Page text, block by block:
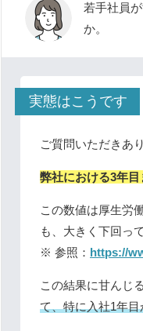
若手社員
か。
実態はこうです
ご質問いただきあ
弊社における3年
この数値は厚生労
も、大きく下回っ
※ 参照： https://
この結果に甘んじ
て、特に入社1年